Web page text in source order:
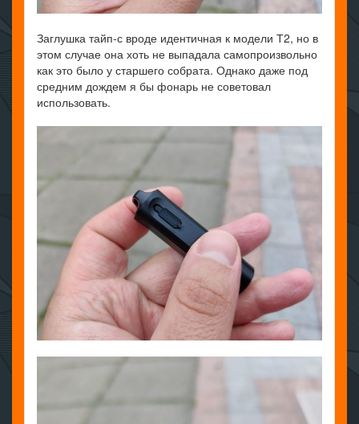
Заглушка тайп-с вроде идентичная к модели Т2, но в
этом случае она хоть не выпадала самопроизвольно
как это было у старшего собрата. Однако даже под
средним дождем я бы фонарь не советовал
использовать.